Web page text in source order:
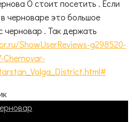
О стоит посетить . Если
черноваре это большое
черновар . Так держать
ShowUserReviews-g298520-
Chernovar-